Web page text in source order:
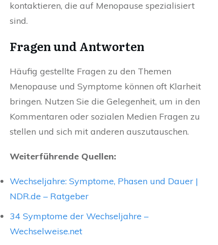
kontaktieren, die auf Menopause spezialisiert
sind.
Fragen und Antworten
Häufig gestellte Fragen zu den Themen
Menopause und Symptome können oft Klarheit
bringen. Nutzen Sie die Gelegenheit, um in den
Kommentaren oder sozialen Medien Fragen zu
stellen und sich mit anderen auszutauschen.
Weiterführende Quellen:
Wechseljahre: Symptome, Phasen und Dauer |
NDR.de – Ratgeber
34 Symptome der Wechseljahre –
Wechselweise.net